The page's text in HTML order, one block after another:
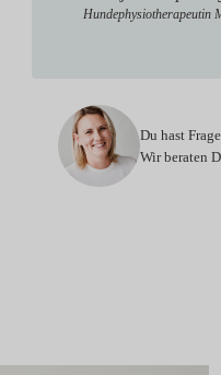
Hundephysiotherapeutin
Du hast
Wir beraten